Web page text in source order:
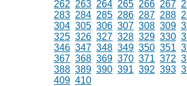
262 263 264 265 266 267
283 284 285 286 287 288
304 305 306 307 308 309
325 326 327 328 329 330
346 347 348 349 350 351
367 368 369 370 371 372
388 389 390 391 392 393
409 410